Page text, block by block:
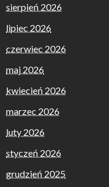
sierpień 2026
lipiec 2026
czerwiec 2026
maj 2026
kwiecień 2026
marzec 2026
luty 2026
styczeń 2026
grudzień 2025